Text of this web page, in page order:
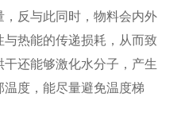
反与此同时，物料会内外
热能的传递损耗，从而致
还能够激化水分子，产生
度，能尽量避免温度梯